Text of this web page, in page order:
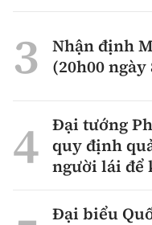
Nhận định
(20h00 ngày
Đại tướng
quy định
người lái để
Đại biểu